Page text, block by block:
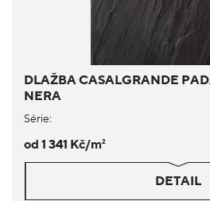
DLAŽBA CASALGRANDE
NERA
Série:
od 1 341 Kč/m2
DETAIL